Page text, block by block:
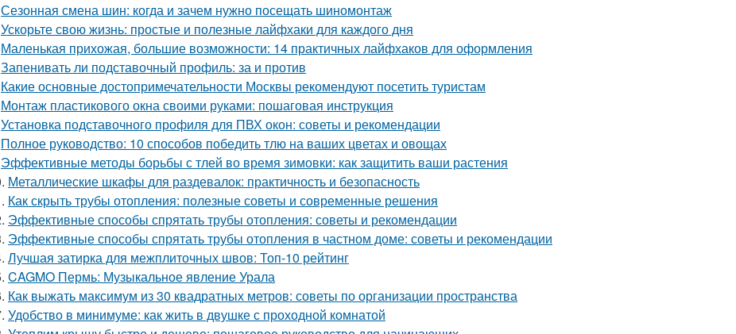
Сезонная смена шин: когда и зачем нужно посещать шиномонтаж
Ускорьте свою жизнь: простые и полезные лайфхаки для каждого дня
Маленькая прихожая, большие возможности: 14 практичных лайфхаков для оформления
Запенивать ли подставочный профиль: за и против
Какие основные достопримечательности Москвы рекомендуют посетить туристам
Монтаж пластикового окна своими руками: пошаговая инструкция
Установка подставочного профиля для ПВХ окон: советы и рекомендации
Полное руководство: 10 способов победить тлю на ваших цветах и овощах
Эффективные методы борьбы с тлей во время зимовки: как защитить ваши растения
Металлические шкафы для раздевалок: практичность и безопасность
Как скрыть трубы отопления: полезные советы и современные решения
Эффективные способы спрятать трубы отопления: советы и рекомендации
Эффективные способы спрятать трубы отопления в частном доме: советы и рекомендации
Лучшая затирка для межплиточных швов: Топ-10 рейтинг
CAGMO Пермь: Музыкальное явление Урала
Как выжать максимум из 30 квадратных метров: советы по организации пространства
Удобство в минимуме: как жить в двушке с проходной комнатой